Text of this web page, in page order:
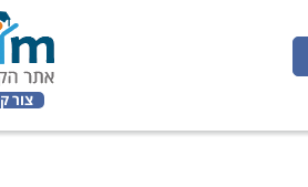
צור